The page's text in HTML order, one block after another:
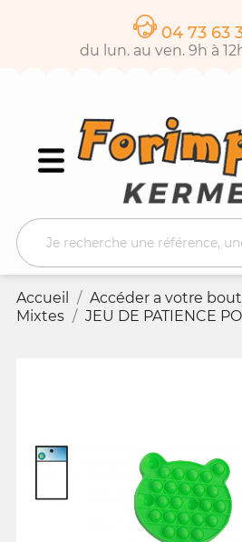
04 73 63
du lun. au ven. 9h à
Accueil
Accéder a votre
Mixtes
JEU DE PATIENCE